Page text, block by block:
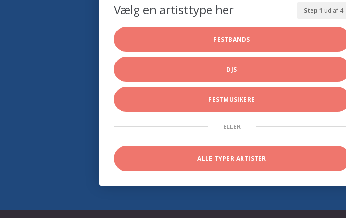
Step 1 ud af 4
Vælg en artisttype her
FESTBANDS
DJS
FESTMUSIKERE
ELLER
ALLE TYPER ARTISTER